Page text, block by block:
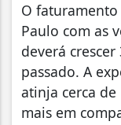
O
Paulo com as
deverá
passado. A
atinja cerca de
mais em